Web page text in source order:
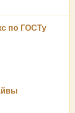
по ГОСТу